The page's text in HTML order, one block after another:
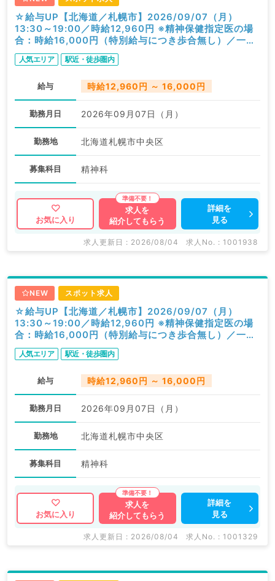
☆給与UP【北海道／札幌市】2026/09/07（月）
13:30～19:00／時給12,960円 ※精神保健指定医の場
合：時給16,000円（特別給与につき歩合無し）／一般
外来／精神科
人気エリア 駅近・徒歩圏内
給与 時給12,960円 ～ 16,000円
勤務月日 2026年09月07日（月）
勤務地 北海道札幌市中央区
募集科目 精神科
お気に入り
求人を
紹介してもらう
詳細を
見る
求人更新日 : 2026/08/04 求人No. : 1001938
NEW スポット求人
☆給与UP【北海道／札幌市】2026/09/07（月）
13:30～19:00／時給12,960円 ※精神保健指定医の場
合：時給16,000円（特別給与につき歩合無し）／一般
外来／精神科
人気エリア 駅近・徒歩圏内
給与 時給12,960円 ～ 16,000円
勤務月日 2026年09月07日（月）
勤務地 北海道札幌市中央区
募集科目 精神科
お気に入り
求人を
紹介してもらう
詳細を
見る
求人更新日 : 2026/08/04 求人No. : 1001329